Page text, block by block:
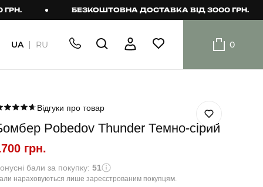
БЕЗКОШТОВНА ДОСТАВКА ВІД 3000 ГРН.
шорти
Шорти
UA RU 0
Відгуки про товар
Pobedov Thunder Темно-сірий
грн.
бали за покупку:51
нараховуються лише зареєстрованим покупцям.